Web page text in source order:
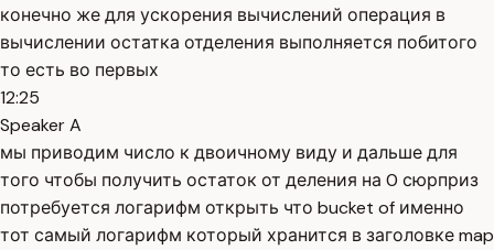
конечно же для ускорения вычислений операция в
вычислении остатка отделения выполняется побитого
то есть во первых
12:25
Speaker A
мы приводим число к двоичному виду и дальше для
того чтобы получить остаток от деления на 0 сюрприз
потребуется логарифм открыть что bucket of именно
тот самый логарифм который хранится в заголовке map